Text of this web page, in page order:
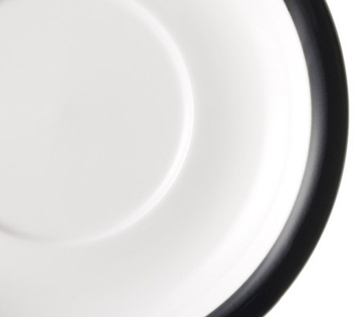
Набор кружек lefard "tet-a-tet" 2 шт. 440 мл Lefard (416-